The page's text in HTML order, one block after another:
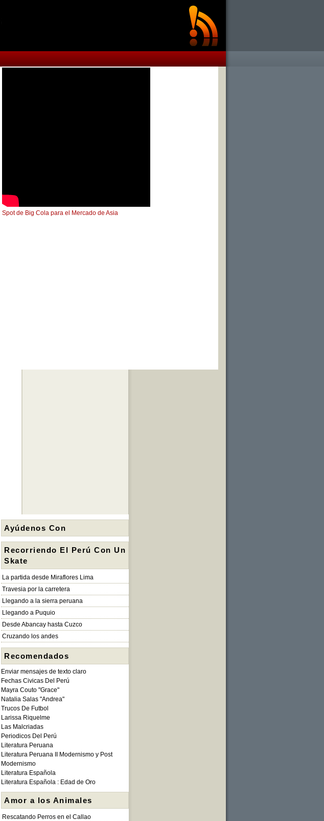
Spot de Big Cola para el Mercado de Asia
Ayúdenos Con
Recorriendo El Perú Con Un
Skate
La partida desde Miraflores Lima
Travesia por la carretera
Llegando a la sierra peruana
Llegando a Puquio
Desde Abancay hasta Cuzco
Cruzando los andes
Recomendados
Enviar mensajes de texto claro
Fechas Civicas Del Perú
Mayra Couto "Grace"
Natalia Salas "Andrea"
Trucos De Futbol
Larissa Riquelme
Las Malcriadas
Periodicos Del Perú
Literatura Peruana
Literatura Peruana II Modernismo y Post
Modernismo
Literatura Española
Literatura Española : Edad de Oro
Amor a los Animales
Rescatando Perros en el Callao